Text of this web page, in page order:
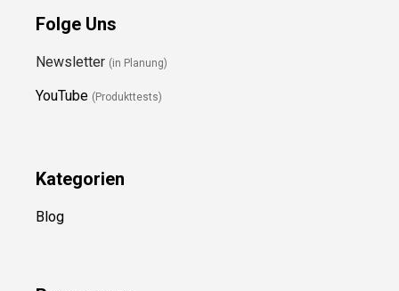
Folge Uns
Newsletter (in Planung)
YouTube (Produkttests)
Kategorien
Blog